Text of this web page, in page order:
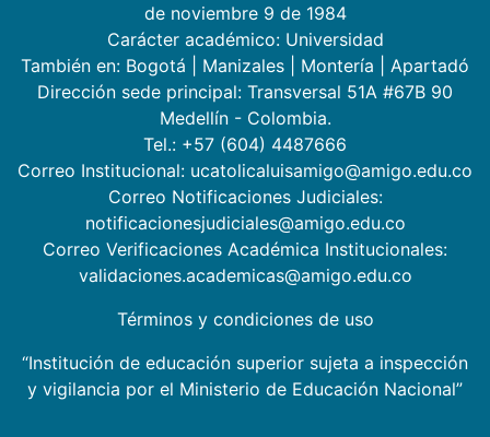
de noviembre 9 de 1984
Carácter académico: Universidad
También en: Bogotá Manizales Montería
Apartadó
Dirección sede principal: Transversal 51A #67B 90
Medellín - Colombia.
Tel.: +57 (604) 4487666
Correo Institucional: ucatolicaluisamigo@amigo.edu.co
Correo Notificaciones Judiciales:
notificacionesjudiciales@amigo.edu.co
Correo Verificaciones Académica Institucionales:
validaciones.academicas@amigo.edu.co
Términos y condiciones de uso
“Institución de educación superior sujeta a inspección
y vigilancia por el Ministerio de Educación Nacional”